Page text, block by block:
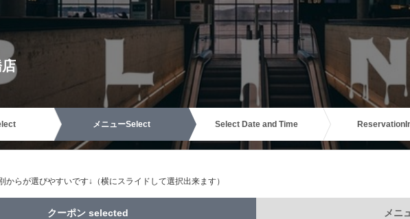
メニューSelect Select Date and Time Reservation
からが選びやすいです↓（横にスライドして選択出来ます）
クーポン selected メニ